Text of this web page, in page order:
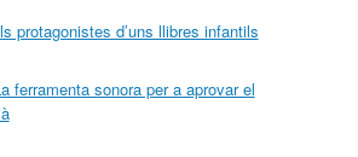
protagonistes d’uns llibres infantils
ferramenta sonora per a aprovar el